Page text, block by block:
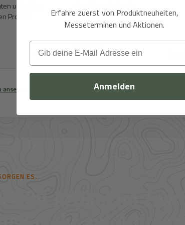
und nicht
Produkt
Google
Dennis R.
Kundenbewertung
ES.
Erfahre zuerst von Produktneuheiten,
Messeterminen und Aktionen.
Email
Anmelden